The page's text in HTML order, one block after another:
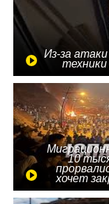
Из-за
техники
10
хочет